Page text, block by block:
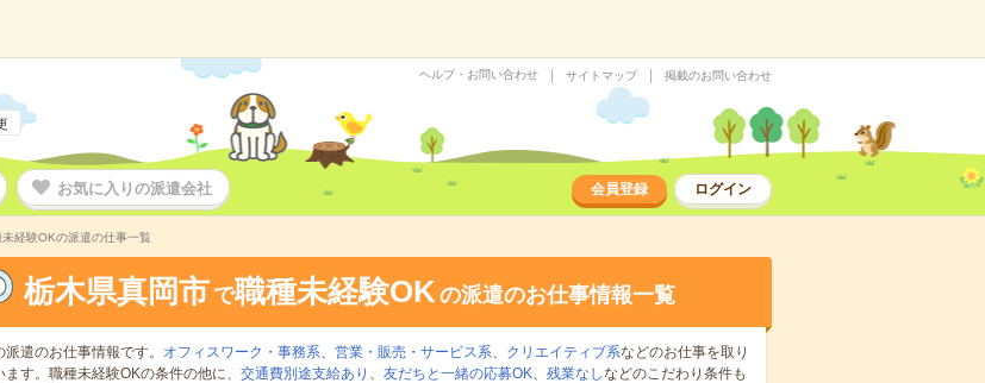
ヘルプ・お問い合わせ サイトマップ 掲載のお問い合わせ
お気に入りの派遣会社 会員登録 ログイン
経験OKの派遣の仕事一覧
栃木県真岡市 で職種未経験OKの派遣のお仕事情報一覧
派遣のお仕事情報です。 オフィスワーク・事務系、 営業・販売・サービス系、 クリエイティブ系などのお仕事を取り
ます。職種未経験OKの条件の他に、 交通費別途支給あり 、 友だちと一緒の応募OK、 残業なしなどのこだわり条件も